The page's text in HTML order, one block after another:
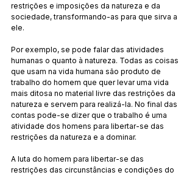
restrições e imposições da natureza e da
sociedade, transformando-as para que sirva a
ele.
Por exemplo, se pode falar das atividades
humanas o quanto à natureza. Todas as coisas
que usam na vida humana são produto de
trabalho do homem que quer levar uma vida
mais ditosa no material livre das restrições da
natureza e servem para realizá-la. No final das
contas pode-se dizer que o trabalho é uma
atividade dos homens para libertar-se das
restrições da natureza e a dominar.
A luta do homem para libertar-se das
restrições das circunstâncias e condições do